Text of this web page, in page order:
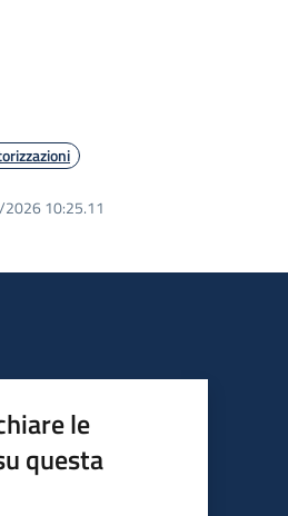
10:25.11
le
questa